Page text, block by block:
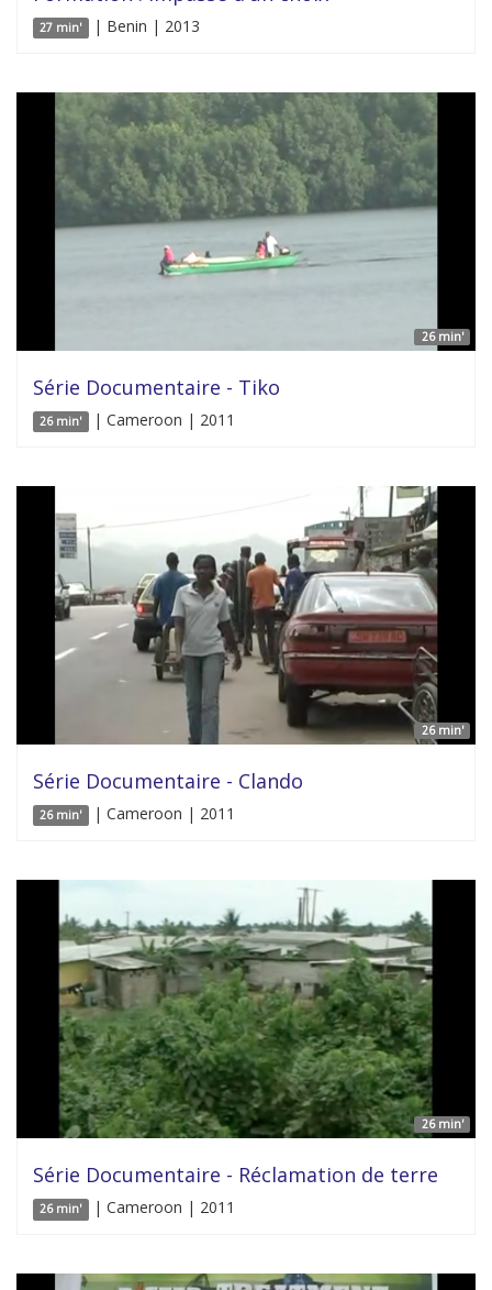
27 min' | Benin | 2013
26 min'
Série Documentaire - Tiko
26 min' | Cameroon | 2011
26 min'
Série Documentaire - Clando
26 min' | Cameroon | 2011
26 min'
Série Documentaire - Réclamation de terre
26 min' | Cameroon | 2011